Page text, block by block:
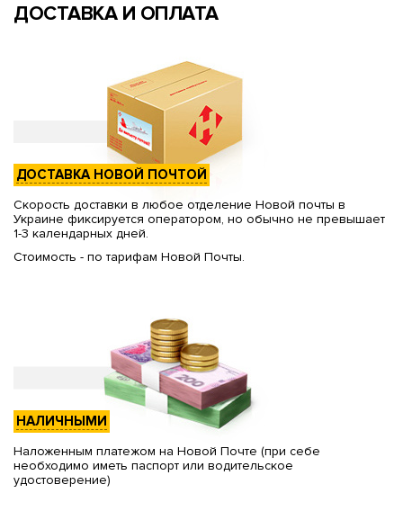
ДОСТАВКА И ОПЛАТА
ДОСТАВКА НОВОЙ ПОЧТОЙ
Скорость доставки в любое отделение Новой почты в
Украине фиксируется оператором, но обычно не превышает
1-3 календарных дней.
Стоимость - по тарифам Новой Почты.
НАЛИЧНЫМИ
Наложенным платежом на Новой Почте (при себе
необходимо иметь паспорт или водительское
удостоверение)